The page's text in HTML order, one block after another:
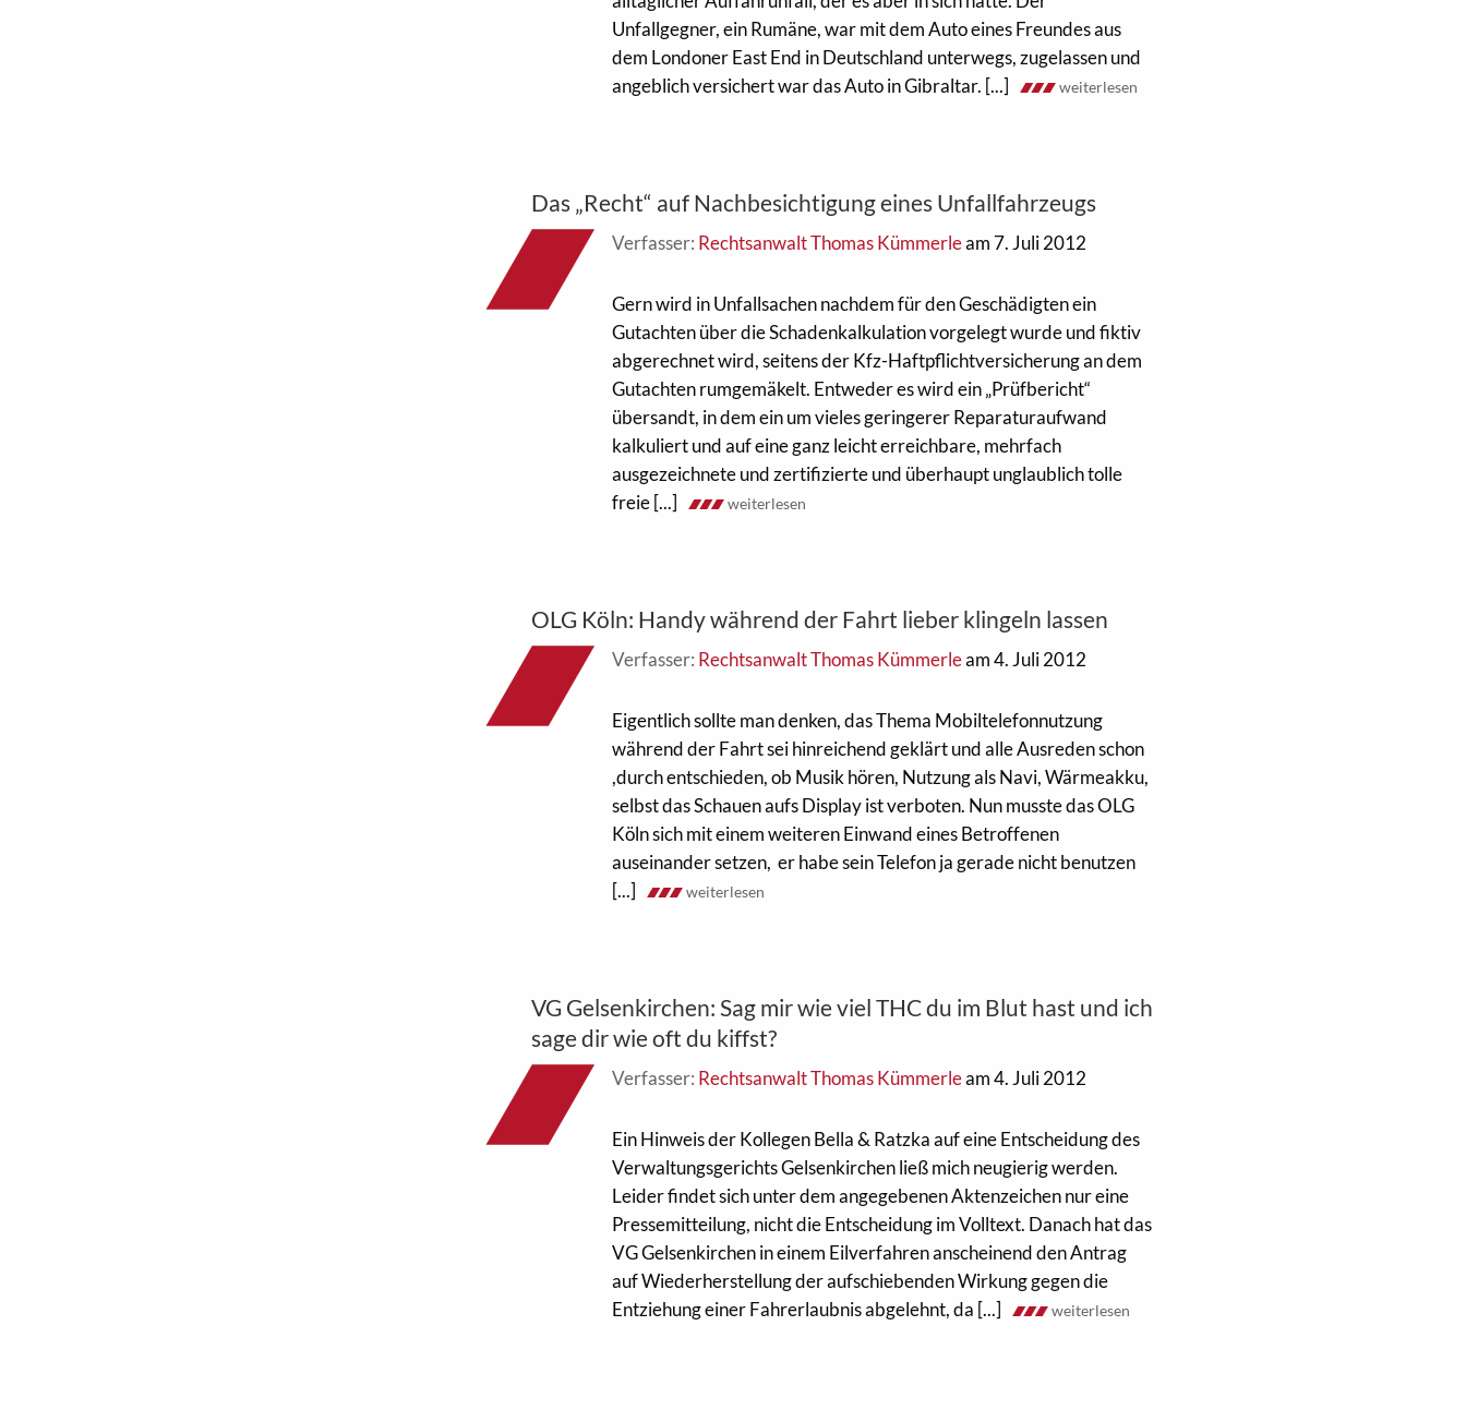
Unfallgegner, ein Rumäne, war mit dem Auto eines Freundes aus
dem Londoner East End in Deutschland unterwegs, zugelassen und
angeblich versichert war das Auto in Gibraltar. [...]
weiterlesen
Das „Recht“ auf Nachbesichtigung eines Unfallfahrzeugs
Verfasser: Rechtsanwalt Thomas Kümmerleam 7. Juli 2012
Gern wird in Unfallsachen nachdem für den Geschädigten ein
Gutachten über die Schadenkalkulation vorgelegt wurde und fiktiv
abgerechnet wird, seitens der Kfz-Haftpflichtversicherung an dem
Gutachten rumgemäkelt. Entweder es wird ein „Prüfbericht“
übersandt, in dem ein um vieles geringerer Reparaturaufwand
kalkuliert und auf eine ganz leicht erreichbare, mehrfach
ausgezeichnete und zertifizierte und überhaupt unglaublich tolle
freie [...]
weiterlesen
OLG Köln: Handy während der Fahrt lieber klingeln lassen
Verfasser: Rechtsanwalt Thomas Kümmerleam 4. Juli 2012
Eigentlich sollte man denken, das Thema Mobiltelefonnutzung
während der Fahrt sei hinreichend geklärt und alle Ausreden schon
,durch entschieden, ob Musik hören, Nutzung als Navi, Wärmeakku,
selbst das Schauen aufs Display ist verboten. Nun musste das OLG
Köln sich mit einem weiteren Einwand eines Betroffenen
auseinander setzen, er habe sein Telefon ja gerade nicht benutzen
[...]
weiterlesen
VG Gelsenkirchen: Sag mir wie viel THC du im Blut hast und ich
sage dir wie oft du kiffst?
Verfasser: Rechtsanwalt Thomas Kümmerleam 4. Juli 2012
Ein Hinweis der Kollegen Bella & Ratzka auf eine Entscheidung des
Verwaltungsgerichts Gelsenkirchen ließ mich neugierig werden.
Leider findet sich unter dem angegebenen Aktenzeichen nur eine
Pressemitteilung, nicht die Entscheidung im Volltext. Danach hat das
VG Gelsenkirchen in einem Eilverfahren anscheinend den Antrag
auf Wiederherstellung der aufschiebenden Wirkung gegen die
Entziehung einer Fahrerlaubnis abgelehnt, da [...]
weiterlesen